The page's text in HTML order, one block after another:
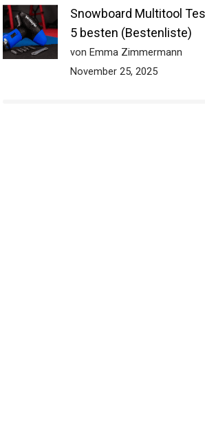
Snowboard Multitool
5 besten (Bestenliste)
von Emma Zimmermann
November 25, 2025